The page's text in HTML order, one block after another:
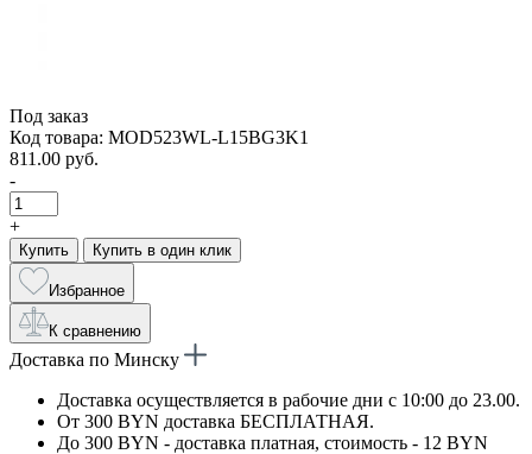
Под заказ
Код товара: MOD523WL-L15BG3K1
811.00 руб.
-
+
Купить Купить в один клик
Избранное
К сравнению
Доставка по Минску
Доставка осуществляется в рабочие дни с 10:00 до 23.00.
От 300 BYN доставка БЕСПЛАТНАЯ.
До 300 BYN - доставка платная, стоимость - 12 BYN